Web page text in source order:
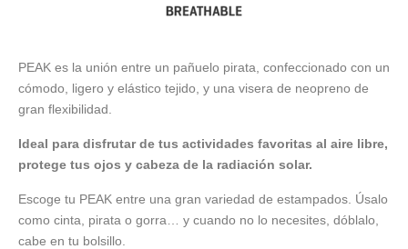
PEAK es la unión entre un pañuelo pirata, confeccionado con un
cómodo, ligero y elástico tejido, y una visera de neopreno de
gran flexibilidad.
Ideal para disfrutar de tus actividades favoritas al aire libre,
protege tus ojos y cabeza de la radiación solar.
Escoge tu PEAK entre una gran variedad de estampados. Úsalo
como cinta, pirata o gorra… y cuando no lo necesites, dóblalo,
cabe en tu bolsillo.